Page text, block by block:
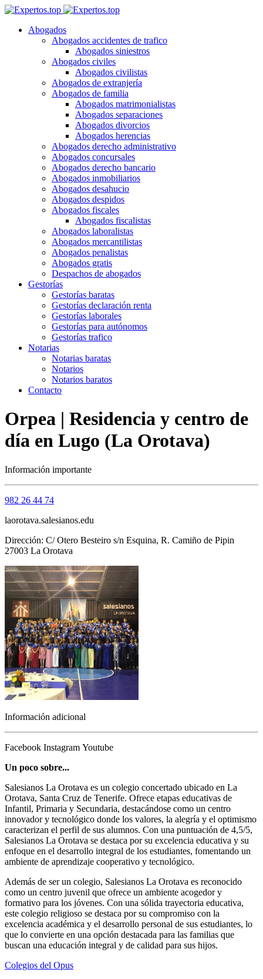
Abogados
Abogados accidentes de trafico
Abogados siniestros
Abogados civiles
Abogados civilistas
Abogados de extranjería
Abogados de familia
Abogados matrimonialistas
Abogados separaciones
Abogados divorcios
Abogados herencias
Abogados derecho administrativo
Abogados concursales
Abogados derecho bancario
Abogados inmobiliarios
Abogados desahucio
Abogados despidos
Abogados fiscales
Abogados fiscalistas
Abogados laboralistas
Abogados mercantilistas
Abogados penalistas
Abogados gratis
Despachos de abogados
Gestorías
Gestorías baratas
Gestorías declaración renta
Gestorías laborales
Gestorías para autónomos
Gestorías trafico
Notarias
Notarias baratas
Notarios
Notarios baratos
Contacto
Orpea | Residencia y centro de
día en Lugo (La Orotava)
Información importante
982 26 44 74
laorotava.salesianos.edu
Dirección: C/ Otero Besteiro s/n Esquina, R. Camiño de Pipin
27003 La Orotava
Información adicional
Facebook Instagram Youtube
Un poco sobre...
Salesianos La Orotava es un colegio concertado ubicado en La
Orotava, Santa Cruz de Tenerife. Ofrece etapas educativas de
Infantil, Primaria y Secundaria, destacándose como un centro
innovador y tecnológico donde los valores, la alegría y el optimismo
caracterizan el perfil de sus alumnos. Con una puntuación de 4,5/5,
Salesianos La Orotava se destaca por su excelencia educativa y su
enfoque en el desarrollo integral de los estudiantes, fomentando un
ambiente de aprendizaje cooperativo y tecnológico.
Además de ser un colegio, Salesianos La Orotava es reconocido
como un centro juvenil que ofrece un ambiente acogedor y
formativo para los jóvenes. Con una sólida trayectoria educativa,
este colegio religioso se destaca por su compromiso con la
excelencia académica y el desarrollo personal de sus estudiantes, lo
que lo convierte en una opción destacada para las familias que
buscan una educación integral y de calidad para sus hijos.
Colegios del Opus